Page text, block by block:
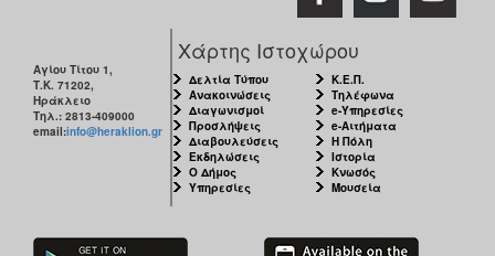
Αγίου Τίτου 1,
Τ.Κ. 71202,
Ηράκλειο
Τηλ.: 2813-409000
email:info@heraklion.gr
Χάρτης Ιστοχώρου
Δελτία Τύπου
Ανακοινώσεις
Διαγωνισμοί
Προσλήψεις
Διαβουλεύσεις
Εκδηλώσεις
Ο Δήμος
Υπηρεσίες
Κ.Ε.Π.
Τηλέφωνα
e-Υπηρεσίες
e-Αιτήματα
Η Πόλη
Ιστορία
Κνωσός
Μουσεία